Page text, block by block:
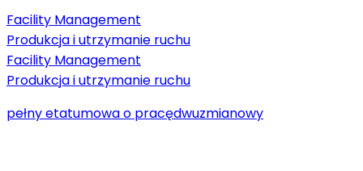
Facility Management
Produkcja i utrzymanie ruchu
Facility Management
Produkcja i utrzymanie ruchu
pełny etatumowa o pracędwuzmianowy